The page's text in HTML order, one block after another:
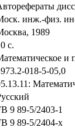
инж.-физ.
1989
с.
и
018-5-05,0
9 89-5/2403-1
9 89-5/2404-x